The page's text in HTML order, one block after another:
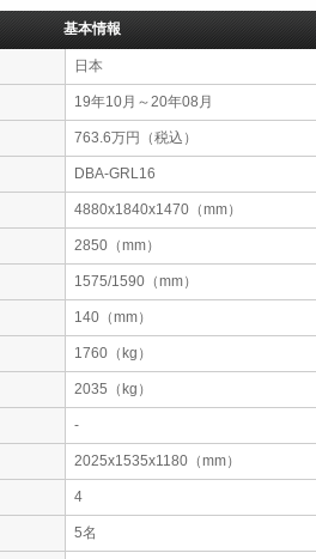
基本情報
日本
19年10月～20年08月
763.6万円（税込）
DBA-GRL16
4880x1840x1470（mm）
2850（mm）
1575/1590（mm）
140（mm）
1760（kg）
2035（kg）
-
2025x1535x1180（mm）
4
5名